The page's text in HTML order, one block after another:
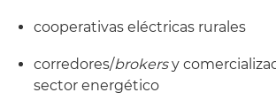
cooperativas eléctricas rurales
corredores/brokersy
sector energético